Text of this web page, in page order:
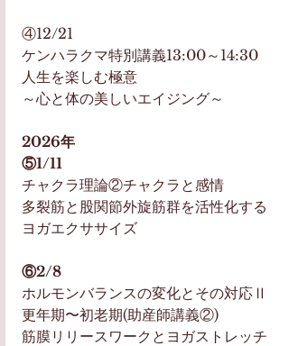
④12/21
ケンハラクマ特別講義13:00～14:30
人生を楽しむ極意
～心と体の美しいエイジング～
2026年
⑤1/11
チャクラ理論②チャクラと感情
多裂筋と股関節外旋筋群を活性化する
ヨガエクササイズ
⑥2/8
ホルモンバランスの変化とその対応Ⅱ
更年期〜初老期(助産師講義②)
筋膜リリースワークとヨガストレッチ